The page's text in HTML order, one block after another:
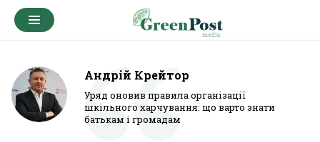
Андрій Крейтор
Уряд оновив правила організації
шкільного харчування: що варто знати
батькам і громадам